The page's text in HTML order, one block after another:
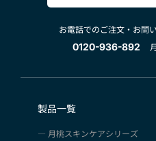
お電話でのご注文・お問
0120-936-892
製品一覧
月桃スキンケアシリーズ